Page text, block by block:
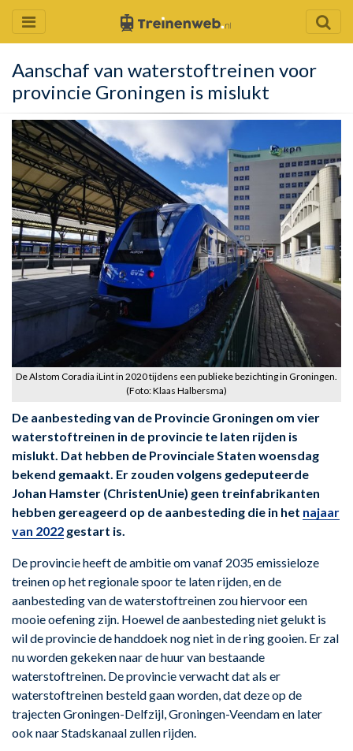
Aanschaf van waterstoftreinen voor
provincie Groningen is mislukt
De Alstom Coradia iLint in 2020 tijdens een publieke bezichting in Groningen.
(Foto: Klaas Halbersma)
De aanbesteding van de Provincie Groningen om vier
waterstoftreinen in de provincie te laten rijden is
mislukt. Dat hebben de Provinciale Staten woensdag
bekend gemaakt. Er zouden volgens gedeputeerde
Johan Hamster (ChristenUnie) geen treinfabrikanten
hebben gereageerd op de aanbesteding die in het najaar
van 2022 gestart is.
De provincie heeft de ambitie om vanaf 2035 emissieloze
treinen op het regionale spoor te laten rijden, en de
aanbesteding van de waterstoftreinen zou hiervoor een
mooie oefening zijn. Hoewel de aanbesteding niet gelukt is
wil de provincie de handdoek nog niet in de ring gooien. Er zal
nu worden gekeken naar de huur van bestaande
waterstoftreinen. De provincie verwacht dat als er
waterstoftreinen besteld gaan worden, dat deze op de
trajecten Groningen-Delfzijl, Groningen-Veendam en later
ook naar Stadskanaal zullen rijden.